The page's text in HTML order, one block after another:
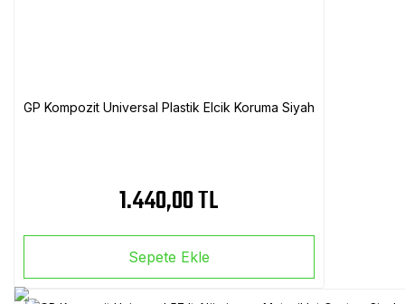
GP Kompozit Universal Plastik Elcik Koruma Siyah
1.440,00 TL
Sepete Ekle